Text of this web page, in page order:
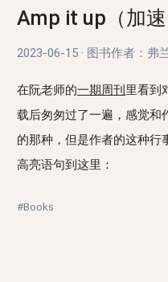
Amp it up（加
2023-06-15 · 图书作者：弗
在阮老师的一期周刊 里看到
载后匆匆过了一遍，感觉和
的那种，但是作者的这种行
高亮语句到这里：
#Books